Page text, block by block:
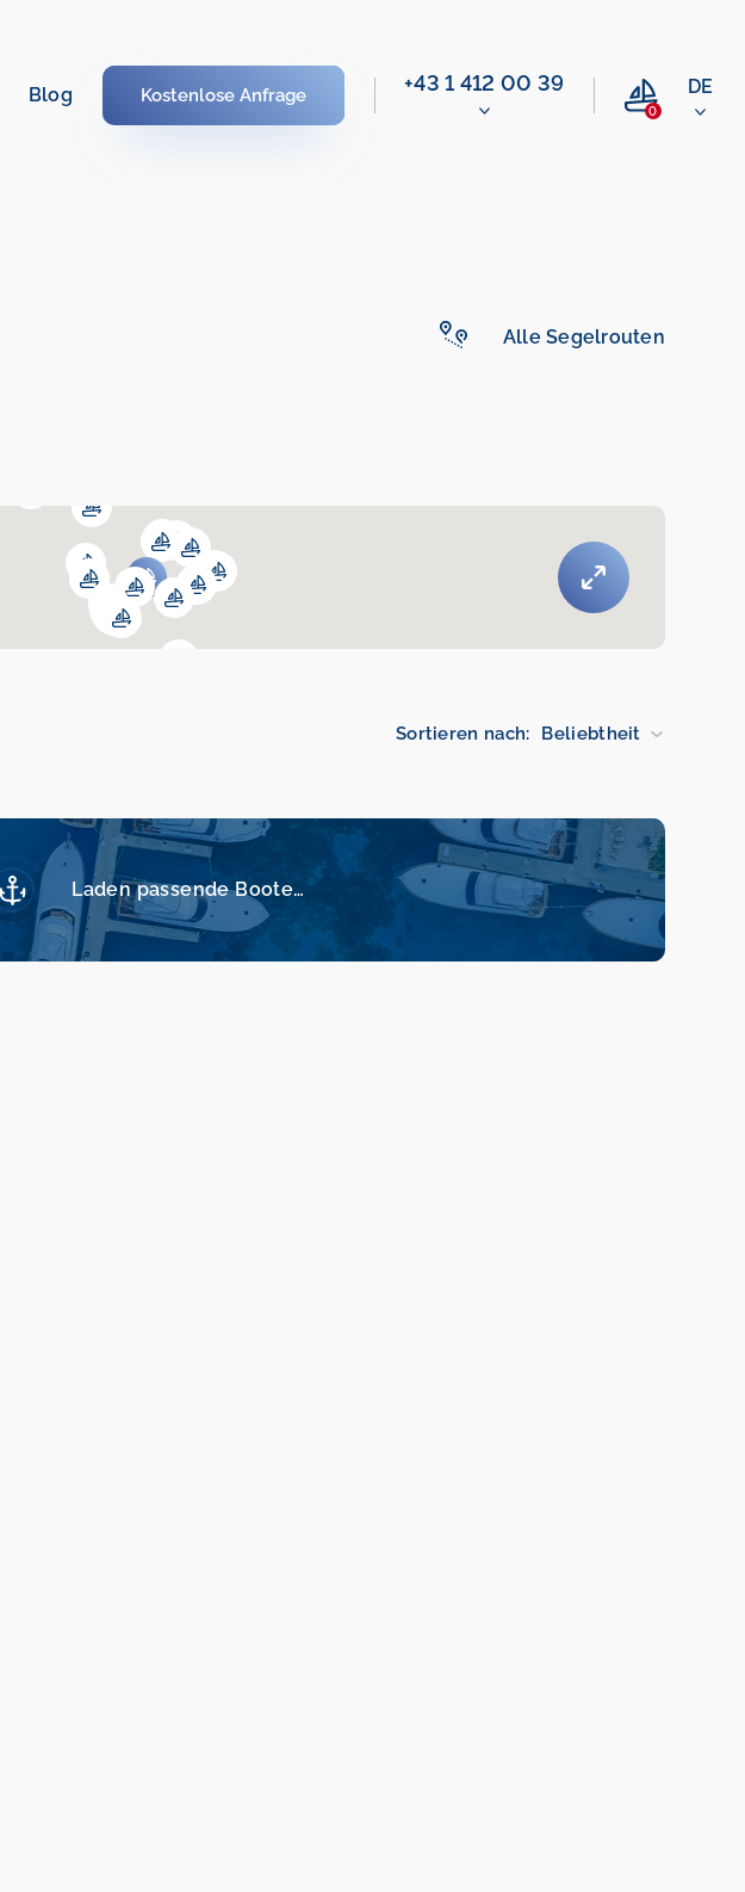
Blog Kostenlose Anfrage +43 1 412 00 39
0
DE
Alle Segelrouten
Sortieren nach: Beliebtheit
Laden passende Boote…